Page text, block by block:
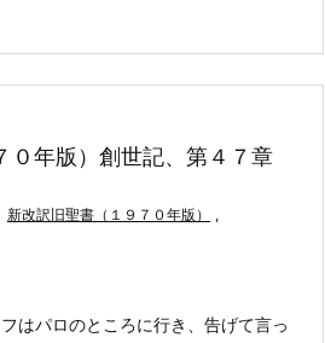
０年版）創世記、第４７章
新改訳旧聖書（１９７０年版）
,
はパロのところに行き、告げて言っ